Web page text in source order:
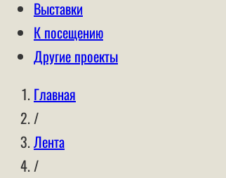
Выставки
К посещению
Другие проекты
Главная
/
Лента
/